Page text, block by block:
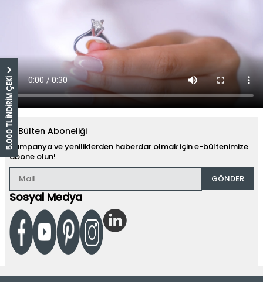
5.000 TL İNDİRİM ÇEKİE-Bülten Aboneliği
Kampanya ve yeniliklerden haberdar olmak için e-bültenimize
abone olun!
GÖNDER
Sosyal Medya